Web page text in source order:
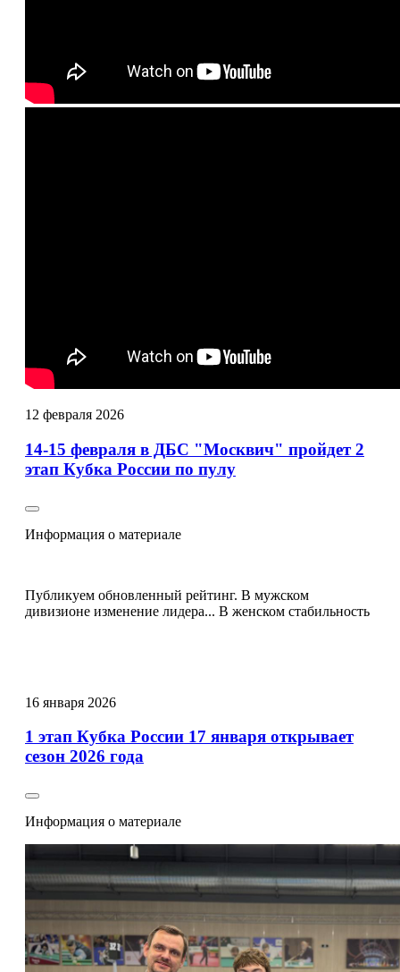
12 февраля 2026
14-15 февраля в ДБС "Москвич" пройдет 2
этап Кубка России по пулу
Информация о материале
Публикуем обновленный рейтинг. В мужском
дивизионе изменение лидера... В женском стабильность
16 января 2026
1 этап Кубка России 17 января открывает
сезон 2026 года
Информация о материале